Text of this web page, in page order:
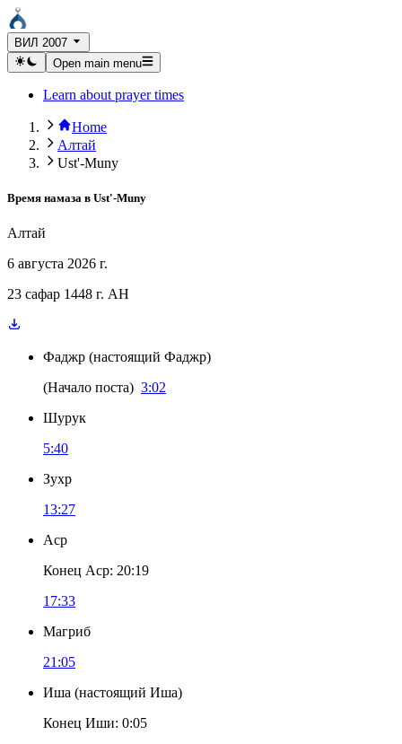
ВИЛ 2007
Open main menu
Learn about prayer times
Home
Алтай
Ust'-Muny
Время намаза в Ust'-Muny
Алтай
6 августа 2026 г.
23 сафар 1448 г. AH
Фаджр (настоящий Фаджр)
(Начало поста) 3:02
Шурук
5:40
Зухр
13:27
Аср
Конец Аср: 20:19
17:33
Магриб
21:05
Иша (настоящий Иша)
Конец Иши: 0:05